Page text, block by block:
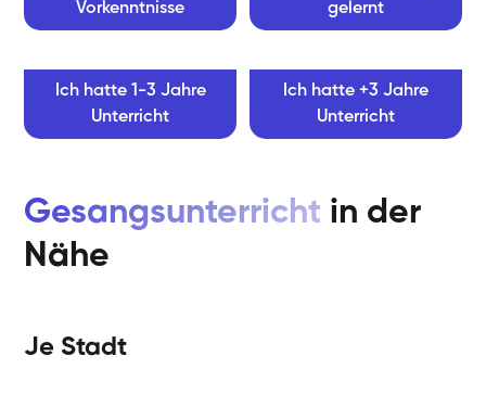
Vorkenntnisse
gelernt
Ich hatte 1-3 Jahre
Unterricht
Ich hatte +3 Jahre
Unterricht
Gesangsunterricht in der
Nähe
Je Stadt